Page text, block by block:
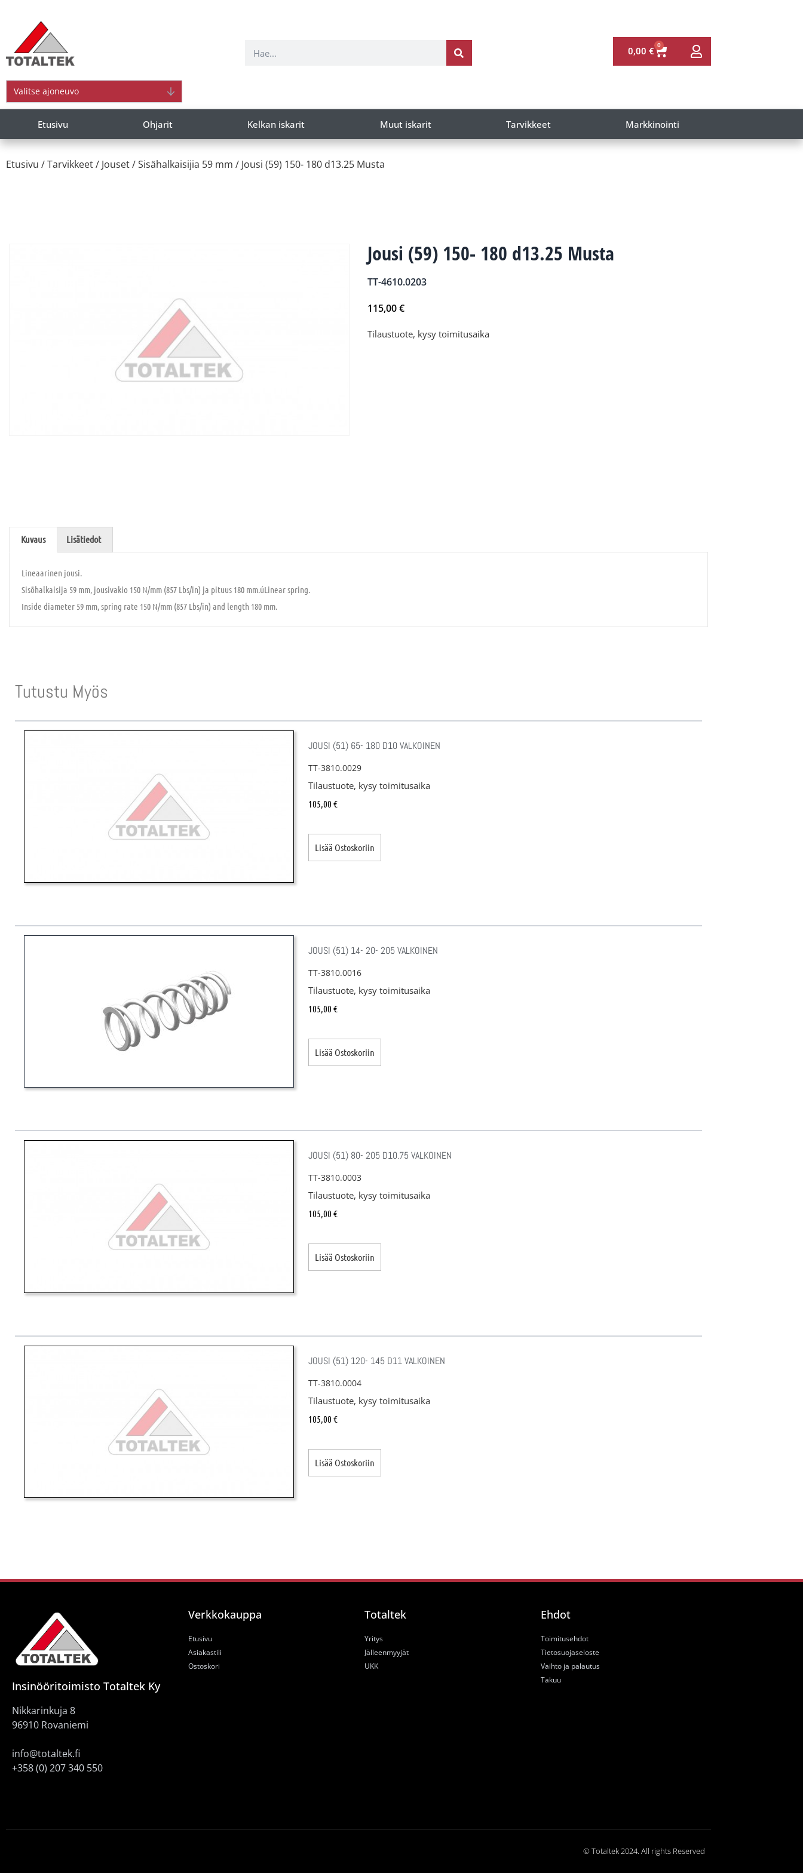
0,00 €
0
Valitse ajoneuvo
Etusivu Ohjarit Kelkan iskarit Muut iskarit Tarvikkeet Markkinointi
Etusivu /Tarvikkeet/ Jouset/Sisähalkaisijia 59 mm / Jousi (59) 150- 180 d13.25 Musta
Jousi (59) 150- 180 d13.25 Musta
TT-4610.0203
115,00€
Tilaustuote, kysy toimitusaika
Kuvaus Lisätiedot
Lineaarinen jousi.
Sisõhalkaisija 59 mm, jousivakio 150 N/mm (857 Lbs/in) ja pituus 180 mm.úLinear spring.
Inside diameter 59 mm, spring rate 150 N/mm (857 Lbs/in) and length 180 mm.
Tutustu Myös
JOUSI (51) 65- 180 D10 VALKOINEN
TT-3810.0029
Tilaustuote, kysy toimitusaika
105,00 €
Lisää Ostoskoriin
JOUSI (51) 14- 20- 205 VALKOINEN
TT-3810.0016
Tilaustuote, kysy toimitusaika
105,00 €
Lisää Ostoskoriin
JOUSI (51) 80- 205 D10.75 VALKOINEN
TT-3810.0003
Tilaustuote, kysy toimitusaika
105,00 €
Lisää Ostoskoriin
JOUSI (51) 120- 145 D11 VALKOINEN
TT-3810.0004
Tilaustuote, kysy toimitusaika
105,00 €
Lisää Ostoskoriin
Insinööritoimisto Totaltek Ky
Nikkarinkuja 8
96910 Rovaniemi
info@totaltek.fi
+358 (0) 207 340 550
Verkkokauppa
Etusivu
Asiakastili
Ostoskori
Totaltek
Yritys
Jälleenmyyjät
UKK
Ehdot
Toimitusehdot
Tietosuojaseloste
Vaihto ja palautus
Takuu
© Totaltek 2024. All rights Reserved